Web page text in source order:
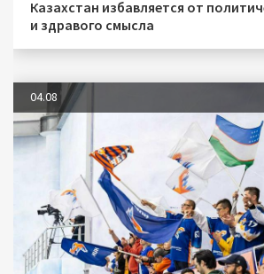
Казахстан избавляется от
и здравого смысла
04.08